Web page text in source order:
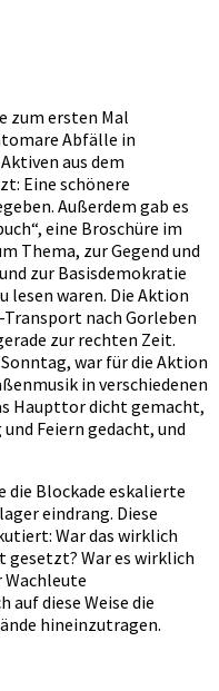
zum ersten Mal
Abfälle in
aus dem
Eine schönere
Außerdem gab es
eine Broschüre im
Thema, zur Gegend und
zur Basisdemokratie
lesen waren. Die Aktion
nach Gorleben
zur rechten Zeit.
war für die Aktion
in verschiedenen
Haupttor dicht gemacht,
Feiern gedacht, und
die Blockade eskalierte
eindrang. Diese
War das wirklich
gesetzt? War es wirklich
auf diese Weise die
hineinzutragen.